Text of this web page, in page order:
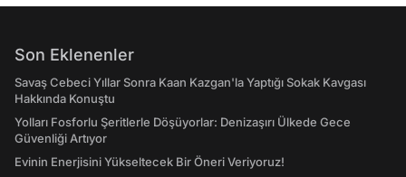
Son Eklenenler
Savaş Cebeci Yıllar Sonra Kaan Kazgan'la Yaptığı Sokak Kavgası
Hakkında Konuştu
Yolları Fosforlu Şeritlerle Döşüyorlar: Denizaşırı Ülkede Gece
Güvenliği Artıyor
Evinin Enerjisini Yükseltecek Bir Öneri Veriyoruz!